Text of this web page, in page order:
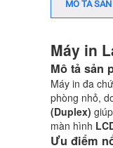
MÔ TẢ
Máy in
Mô tả sản
Máy in đa
phòng nhỏ,
(Duplex)
màn hình
Ưu điểm